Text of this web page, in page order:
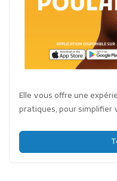
Elle vous offre une
pratiques, pour simplifier